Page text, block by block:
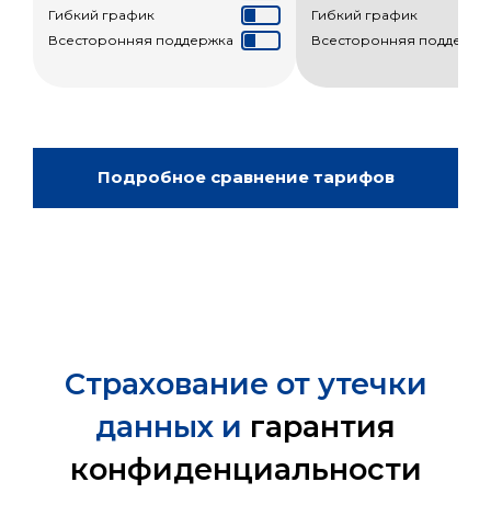
Гибкий график
Всесторонняя поддержка
Гибкий график
Всесторонняя
Подробное сравнение тарифов
Страхование от утечки
данных и гарантия
конфиденциальности